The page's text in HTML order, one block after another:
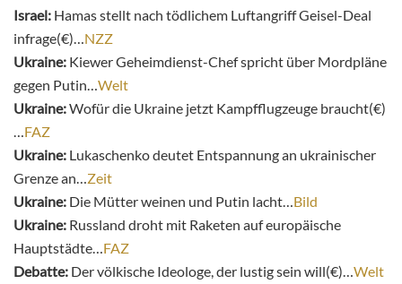
Israel: Hamas stellt nach tödlichem Luftangriff Geisel-Deal
infrage(€)… NZZ
Ukraine: Kiewer Geheimdienst-Chef spricht über Mordpläne
gegen Putin… Welt
Ukraine:Wofür die Ukraine jetzt Kampfflugzeuge braucht(€)
FAZ
Ukraine: Lukaschenko deutet Entspannung an ukrainischer
Grenze an… Zeit
Ukraine: Die Mütter weinen und Putin lacht… Bild
Ukraine: Russland droht mit Raketen auf europäische
Hauptstädte… FAZ
Debatte: Der völkische Ideologe, der lustig sein will(€)… Welt